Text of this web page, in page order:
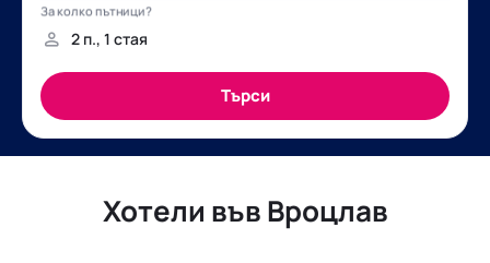
Хотели във Вроцлав